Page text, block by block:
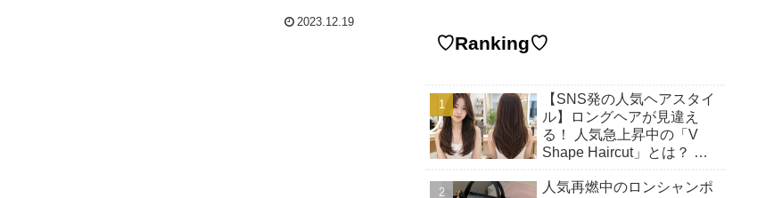
2023.12.19
♡Ranking♡
【SNS発の人気ヘアスタイ
ル】ロングヘアが見違え
る！ 人気急上昇中の「V
Shape Haircut」とは？ ア
由♡
人気再燃中のロンシャンポ